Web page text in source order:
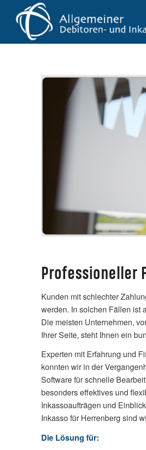
Professioneller
Kunden mit schlechter
werden. In solchen Fällen ist
Die meisten Unternehmen,
Ihrer Seite, steht Ihnen ein
Experten mit Erfahrung und
konnten wir in der
Software für schnelle
besonders effektives und
Inkassoaufträgen und
Inkasso für Herrenberg sind
Die Lösung für: